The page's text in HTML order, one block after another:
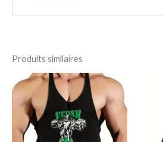
Produits similaires